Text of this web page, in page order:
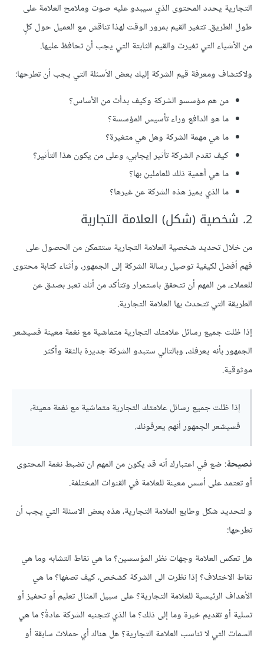
التجارية يحدد المحتوى الذي سيبدو عليه صوت وملامح العلامة على
طول الطريق. تتغير القيم بمرور الوقت لهذا تناقش مع العميل حول كلٍ
من الأشياء التي تغيرت والقيم الثابتة التي يجب أن تحافظ عليها.
ولاكتشاف ومعرفة قيم الشركة إليك بعض الأسئلة التي يجب أن تطرحها:
من هم مؤسسو الشركة وكيف بدأت من الأساس؟
ما هو الدافع وراء تأسيس المؤسسة؟
ما هي مهمة الشركة وهل هي متغيرة؟
كيف تقدم الشركة تأثير إيجابي، وعلى من يكون هذا التأثير؟
ما هي أهمية ذلك للعاملين بها؟
ما الذي يميز هذه الشركة عن غيرها؟
2. شخصية (شكل) العلامة التجارية
من خلال تحديد شخصية العلامة التجارية ستتمكن من الحصول على
فهم أفضل لكيفية توصيل رسالة الشركة إلى الجمهور، وأثناء كتابة محتوى
للعملاء، من المهم أن تتحقق باستمرار وتتأكد من أنك تعبر بصدق عن
الطريقة التي تتحدث بها العلامة التجارية.
إذا ظلت جميع رسائل علامتك التجارية متماشية مع نغمة معينة فسيشعر
الجمهور بأنه يعرفك، وبالتالي ستبدو الشركة جديرة بالثقة وأكثر
موثوقية.
إذا ظلت جميع رسائل علامتك التجارية متماشية مع نغمة معينة،
فسيشعر الجمهور أنهم يعرفونك.
نصيحة: ضع في اعتبارك أنه قد يكون من المهم ان تضبط نغمة المحتوى
أو تعتمد على أسس معينة للعلامة في القنوات المختلفة.
و لتحديد شكل وطابع العلامة التجارية، هذه بعض الاسئلة التي يجب أن
تطرحها:
هل تعكس العلامة وجهات نظر المؤسسين؟ ما هي نقاط التشابه وما هي
نقاط الاختلاف؟ إذا نظرت الى الشركة كشخص، كيف تصفها؟ ما هي
الأهداف الرئيسية للعلامة التجارية؟ على سبيل المثال تعليم أو تحفيز أو
تسلية أو تقديم خبرة وما إلى ذلك؟ ما الذي تتجنبه الشركة عادةً؟ ما هي
السمات التي لا تناسب العلامة التجارية؟ هل هناك أي حملات سابقة أو